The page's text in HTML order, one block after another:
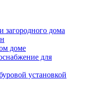
загородного дома
доме
для
установкой